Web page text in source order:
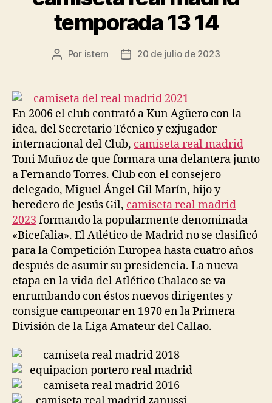
temporada 13 14
Autor
entrada
Por istern
Fecha
entrada
20 de julio de 2023
En 2006 el club contrató a Kun Agüero con la
idea, del Secretario Técnico y exjugador
internacional del Club, camiseta real madrid
Toni Muñoz de que formara una delantera junto
a Fernando Torres. Club con el consejero
delegado, Miguel Ángel Gil Marín, hijo y
heredero de Jesús Gil, camiseta real madrid
2023 formando la popularmente denominada
«Bicefalia». El Atlético de Madrid no se clasificó
para la Competición Europea hasta cuatro años
después de asumir su presidencia. La nueva
etapa en la vida del Atlético Chalaco se va
enrumbando con éstos nuevos dirigentes y
consigue campeonar en 1970 en la Primera
División de la Liga Amateur del Callao.